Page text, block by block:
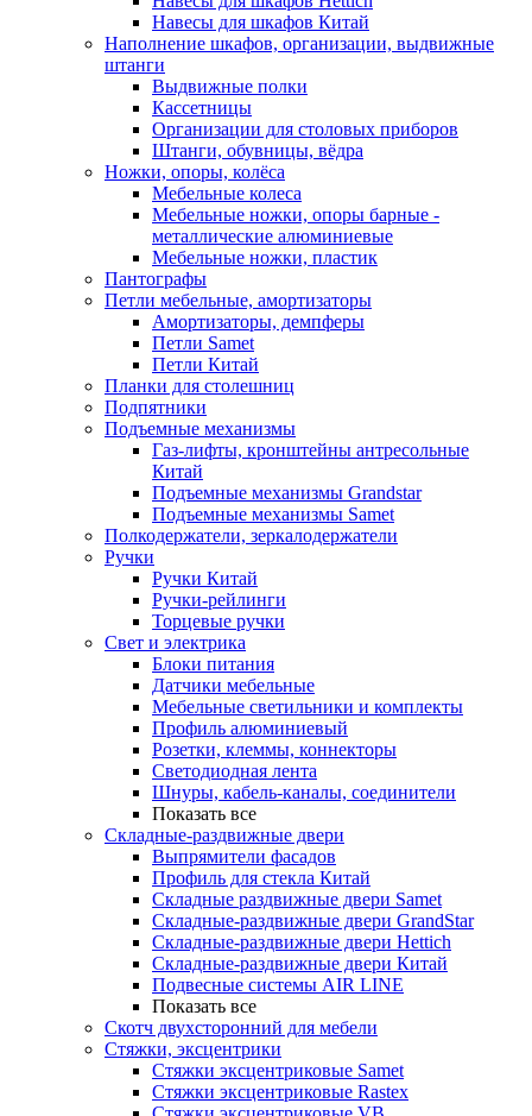
Навесы для шкафов Китай
Наполнение шкафов, организации, выдвижные
штанги
Выдвижные полки
Кассетницы
Организации для столовых приборов
Штанги, обувницы, вёдра
Ножки, опоры, колёса
Мебельные колеса
Мебельные ножки, опоры барные -
металлические алюминиевые
Мебельные ножки, пластик
Пантографы
Петли мебельные, амортизаторы
Амортизаторы, демпферы
Петли Samet
Петли Китай
Планки для столешниц
Подпятники
Подъемные механизмы
Газ-лифты, кронштейны антресольные
Китай
Подъемные механизмы Grandstar
Подъемные механизмы Samet
Полкодержатели, зеркалодержатели
Ручки
Ручки Китай
Ручки-рейлинги
Торцевые ручки
Свет и электрика
Блоки питания
Датчики мебельные
Мебельные светильники и комплекты
Профиль алюминиевый
Розетки, клеммы, коннекторы
Светодиодная лента
Шнуры, кабель-каналы, соединители
Показать все
Складные-раздвижные двери
Выпрямители фасадов
Профиль для стекла Китай
Складные раздвижные двери Samet
Складные-раздвижные двери GrandStar
Складные-раздвижные двери Hettich
Складные-раздвижные двери Китай
Подвесные системы AIR LINE
Показать все
Скотч двухсторонний для мебели
Стяжки, эксцентрики
Cтяжки эксцентриковые Samet
Стяжки эксцентриковые Rastex